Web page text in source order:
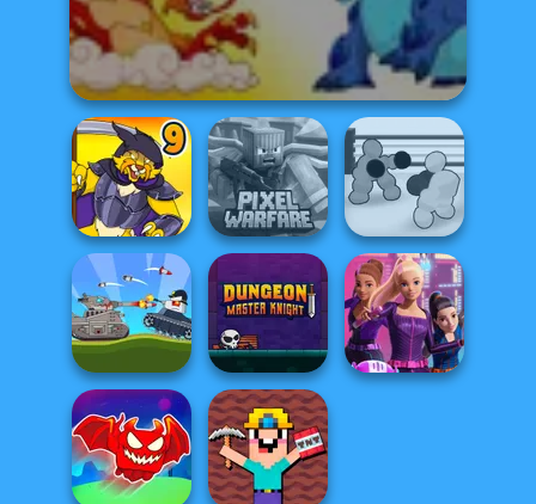
Dynamons 9
Minecraft Pixel
Warfare
Boxing Gang
Stars
Battle Of Tank
Steel
Dungeon Master
Knight